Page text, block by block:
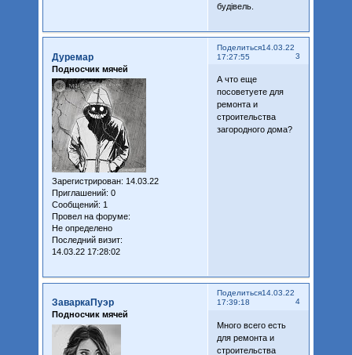
будівель.
Поделиться
3
14.03.22
17:27:55
Дуремар
Подносчик мячей
Зарегистрирован: 14.03.22
Приглашений: 0
Сообщений: 1
Провел на форуме:
Не определено
Последний визит:
14.03.22 17:28:02
А что еще
посоветуете для
ремонта и
строительства
загородного дома?
Поделиться
4
14.03.22
17:39:18
ЗаваркаПуэр
Подносчик мячей
Много всего есть
для ремонта и
строительства